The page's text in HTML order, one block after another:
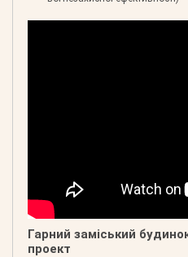
Гарний заміський
проект